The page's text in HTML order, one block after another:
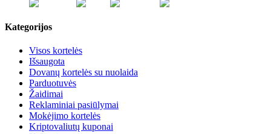
Kategorijos
Visos kortelės
Išsaugota
Dovanų kortelės su nuolaida
Parduotuvės
Žaidimai
Reklaminiai pasiūlymai
Mokėjimo kortelės
Kriptovaliutų kuponai